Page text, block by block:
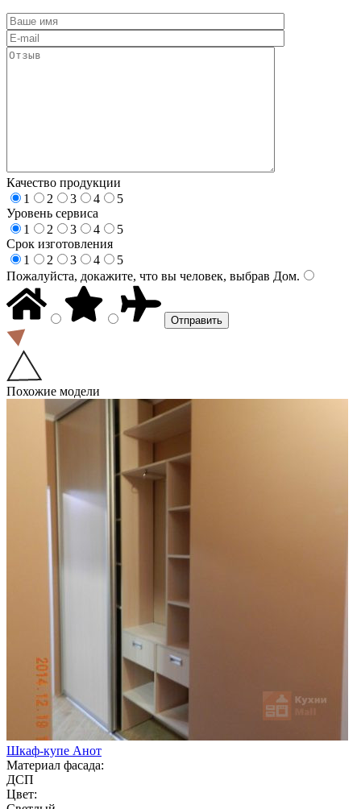
Качество продукции
1
2 3 4
5
Уровень сервиса
1
2 3 4
5
Срок изготовления
1
2 3 4
5
Пожалуйста, докажите, что вы человек, выбрав Дом.
Похожие модели
Шкаф-купе Анот
Материал фасада:
ДСП
Цвет: